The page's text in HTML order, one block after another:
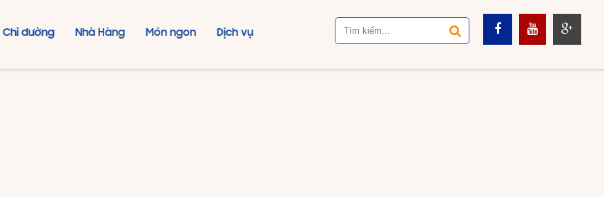
Chỉ đường Nhà Hàng Món ngon Dịch vụ